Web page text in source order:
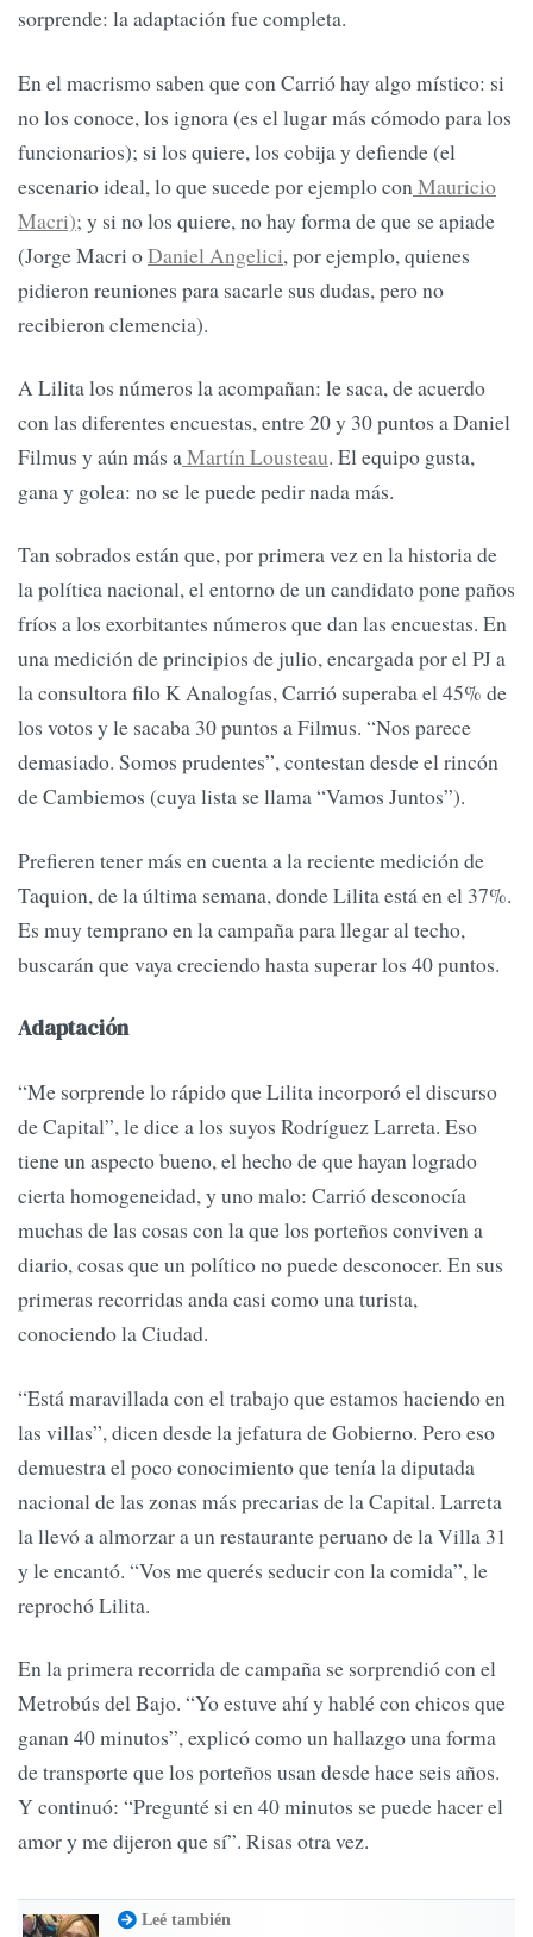
sorprende: la adaptación fue completa.
En el macrismo saben que con Carrió hay algo místico: si
no los conoce, los ignora (es el lugar más cómodo para los
funcionarios); si los quiere, los cobija y defiende (el
escenario ideal, lo que sucede por ejemplo conMauricio
Macri); y si no los quiere, no hay forma de que se apiade
(Jorge Macri oDaniel Angelici, por ejemplo, quienes
pidieron reuniones para sacarle sus dudas, pero no
recibieron clemencia).
A Lilita los números la acompañan: le saca, de acuerdo
con las diferentes encuestas, entre 20 y 30 puntos a Daniel
Filmus y aún más aMartín Lousteau. El equipo gusta,
gana y golea: no se le puede pedir nada más.
Tan sobrados están que, por primera vez en la historia de
la política nacional, el entorno de un candidato pone paños
fríos a los exorbitantes números que dan las encuestas. En
una medición de principios de julio, encargada por el PJ a
la consultora filo K Analogías, Carrió superaba el 45% de
los votos y le sacaba 30 puntos a Filmus. “Nos parece
demasiado. Somos prudentes”, contestan desde el rincón
de Cambiemos (cuya lista se llama “Vamos Juntos”).
Prefieren tener más en cuenta a la reciente medición de
Taquion, de la última semana, donde Lilita está en el 37%.
Es muy temprano en la campaña para llegar al techo,
buscarán que vaya creciendo hasta superar los 40 puntos.
Adaptación
“Me sorprende lo rápido que Lilita incorporó el discurso
de Capital”, le dice a los suyos Rodríguez Larreta. Eso
tiene un aspecto bueno, el hecho de que hayan logrado
cierta homogeneidad, y uno malo: Carrió desconocía
muchas de las cosas con la que los porteños conviven a
diario, cosas que un político no puede desconocer. En sus
primeras recorridas anda casi como una turista,
conociendo la Ciudad.
“Está maravillada con el trabajo que estamos haciendo en
las villas”, dicen desde la jefatura de Gobierno. Pero eso
demuestra el poco conocimiento que tenía la diputada
nacional de las zonas más precarias de la Capital. Larreta
la llevó a almorzar a un restaurante peruano de la Villa 31
y le encantó. “Vos me querés seducir con la comida”, le
reprochó Lilita.
En la primera recorrida de campaña se sorprendió con el
Metrobús del Bajo. “Yo estuve ahí y hablé con chicos que
ganan 40 minutos”, explicó como un hallazgo una forma
de transporte que los porteños usan desde hace seis años.
Y continuó: “Pregunté si en 40 minutos se puede hacer el
amor y me dijeron que sí”. Risas otra vez.
Leé también